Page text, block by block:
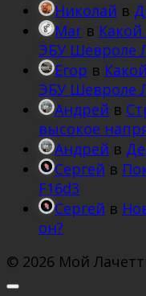
Николай в
Mar в
ЭБУ Шевроле
Егор в
ЭБУ Шевроле
Андрей в
высокое
Андрей в
Сергей в
F16d3
Сергей в
он?
© 2026 Мой